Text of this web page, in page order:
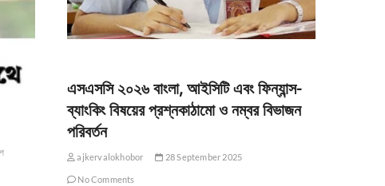
এসএসসি ২০২৬ বাংলা, আইসিটি এবং ফিন্যান্স-
ব্যাংকিং বিষয়ের প্রশ্নকাঠামো ও নম্বর বিভাজন
পরিবর্তন
ajkervalokhobor 28 September 2025
No Comments